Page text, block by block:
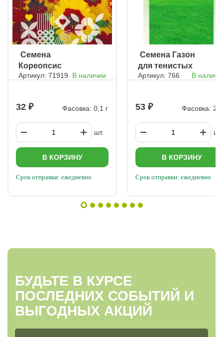
ㅤ Семена
Кореопсис
красильный
Артикул: 71919 В наличии
32 Фасовка: 0,1 г
шт.
В КОРЗИНУ
Срок отправки: ежедневно
ㅤ Семена Газон
для тенистых
мест
Артикул: 766 В
53 Фасовка: 20
шт.
В КОРЗИНУ
Срок отправки: ежедневно
БУДЬТЕ В КУРСЕ
ПОСЛЕДНИХ СОБЫТИЙ И
ВЫГОДНЫХ АКЦИЙ